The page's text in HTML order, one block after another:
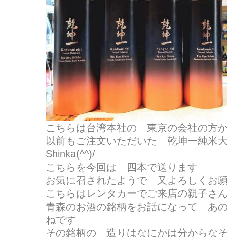
こちらは台湾本社の 東京の会社の方
以前もご注文いただいた 乾坤一純米
Shinka(^^)/
こちらを今回は 四本で送ります
お気に召されたようで 又よろしくお
こちらはレンタカーでご来店の親子さ
青森のお酒の銘柄をお話になって あ
ねです
その銘柄の 造りはなにかは分からな